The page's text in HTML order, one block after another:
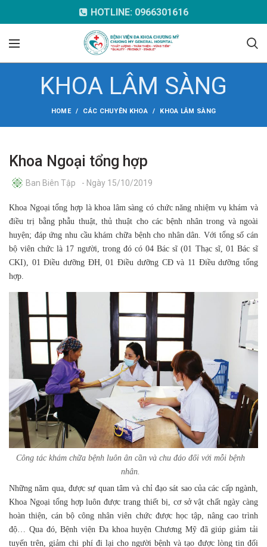
HOTLINE: 0966301616
KHOA LÂM SÀNG
HOME CÁC CHUYÊN KHOA KHOA LÂM SÀNG
Khoa Ngoại tổng hợp
Ban Biên Tập - Ngày 15/10/2019
Khoa Ngoại tổng hợp là khoa lâm sàng có chức năng nhiệm vụ khám và
điều trị bằng phẫu thuật, thủ thuật cho các bệnh nhân trong và ngoài
huyện; đáp ứng nhu cầu khám chữa bệnh cho nhân dân. Với tổng số cán
bộ viên chức là 17 người, trong đó có 04 Bác sĩ (01 Thạc sĩ, 01 Bác sĩ
CKI), 01 Điều dưỡng ĐH, 01 Điều dưỡng CĐ và 11 Điều dưỡng tổng
hợp.
Công tác khám chữa bệnh luôn ân cần và chu đáo đối với mỗi bệnh
nhân.
Những năm qua, được sự quan tâm và chỉ đạo sát sao của các cấp ngành,
Khoa Ngoại tổng hợp luôn được trang thiết bị, cơ sở vật chất ngày càng
hoàn thiện, cán bộ công nhân viên chức được học tập, nâng cao trình
độ… Qua đó, Bệnh viện Đa khoa huyện Chương Mỹ đã giúp giảm tải
tuyến trên, giảm chi phí đi lại cho người bệnh và tạo được lòng tin đối